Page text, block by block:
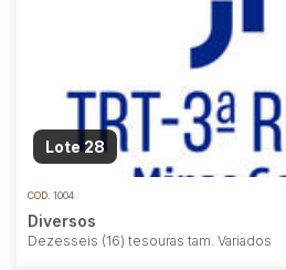
Lote 28
COD. 1004
Diversos
Dezesseis (16) tesouras tam. Variados